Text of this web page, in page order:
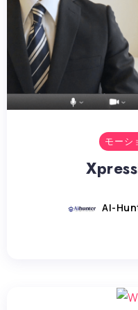
モーシ
AI-